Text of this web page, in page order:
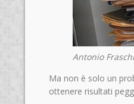
Antonio
Ma non è solo un
ottenere risultati